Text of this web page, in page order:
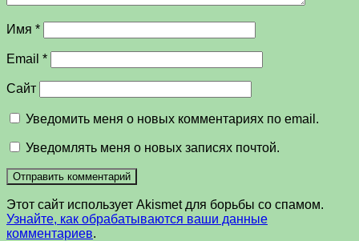
Имя *
Email *
Сайт
Уведомить меня о новых комментариях по email.
Уведомлять меня о новых записях почтой.
Этот сайт использует Akismet для борьбы со спамом.
Узнайте, как обрабатываются ваши данные
комментариев.